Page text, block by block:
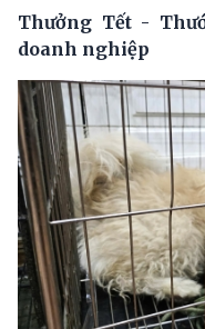
Thưởng Tết -
doanh nghiệp